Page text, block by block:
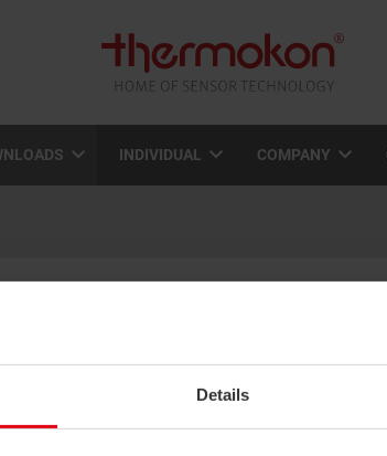
Details
INDIVIDUAL COMPANY